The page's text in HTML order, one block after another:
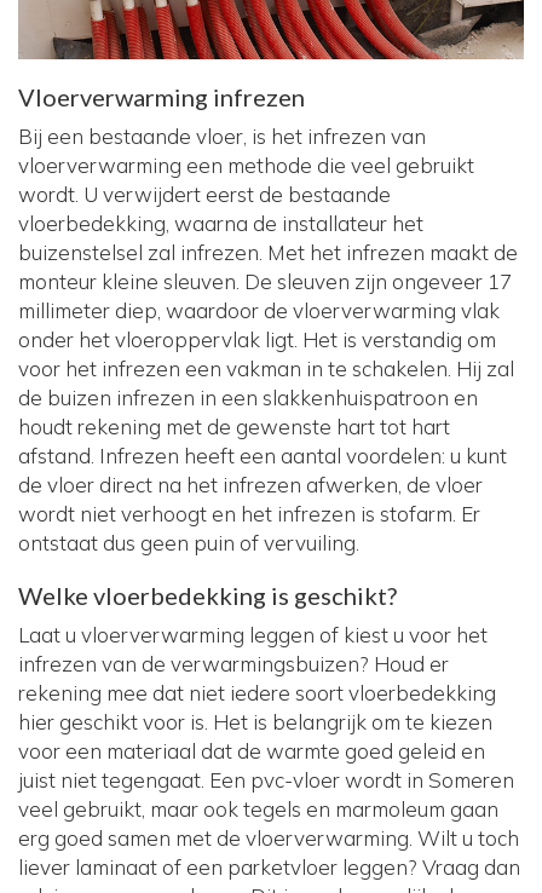
Vloerverwarming infrezen
Bij een bestaande vloer, is het infrezen van
vloerverwarming een methode die veel gebruikt
wordt. U verwijdert eerst de bestaande
vloerbedekking, waarna de installateur het
buizenstelsel zal infrezen. Met het infrezen maakt de
monteur kleine sleuven. De sleuven zijn ongeveer 17
millimeter diep, waardoor de vloerverwarming vlak
onder het vloeroppervlak ligt. Het is verstandig om
voor het infrezen een vakman in te schakelen. Hij zal
de buizen infrezen in een slakkenhuispatroon en
houdt rekening met de gewenste hart tot hart
afstand. Infrezen heeft een aantal voordelen: u kunt
de vloer direct na het infrezen afwerken, de vloer
wordt niet verhoogt en het infrezen is stofarm. Er
ontstaat dus geen puin of vervuiling.
Welke vloerbedekking is geschikt?
Laat u vloerverwarming leggen of kiest u voor het
infrezen van de verwarmingsbuizen? Houd er
rekening mee dat niet iedere soort vloerbedekking
hier geschikt voor is. Het is belangrijk om te kiezen
voor een materiaal dat de warmte goed geleid en
juist niet tegengaat. Een pvc-vloer wordt in Someren
veel gebruikt, maar ook tegels en marmoleum gaan
erg goed samen met de vloerverwarming. Wilt u toch
liever laminaat of een parketvloer leggen? Vraag dan